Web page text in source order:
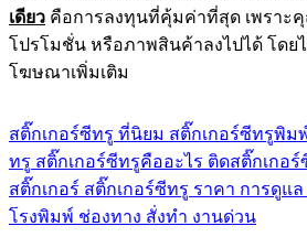
เดียว คือการลงทุนที่คุ้มค่าที่สุด เพราะ
โปรโมชั่น หรือภาพสินค้าลงไปได้ โดยไ
โฆษณาเพิ่มเติม
สติ๊กเกอร์ซีทรู ที่นิยม สติ๊กเกอร์ซีทรูพิม
ทรู สติ๊กเกอร์ซีทรูคืออะไร ติดสติ๊กเกอร์
สติ๊กเกอร์ สติ๊กเกอร์ซีทรู ราคา การดูแล
โรงพิมพ์ ช่องทาง สั่งทำ งานด่วน